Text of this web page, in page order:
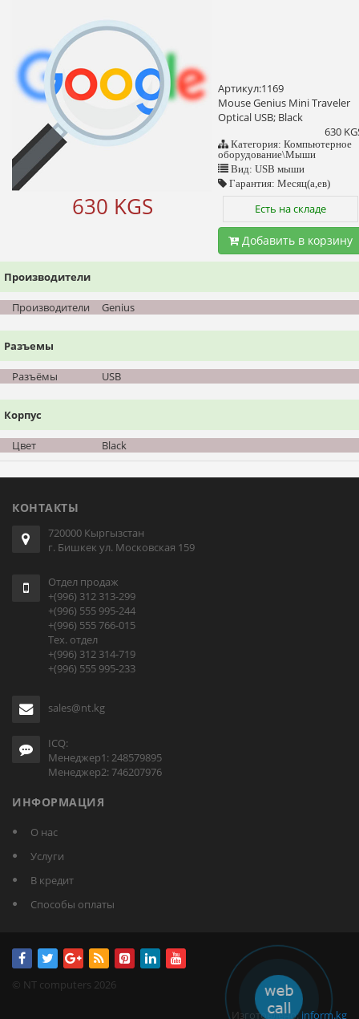
630 KGS
Артикул:1169
Mouse Genius Mini Traveler
Optical USB; Black
630
Категория: Компьютерное
оборудование\Мыши
Вид: USB мыши
Гарантия: Месяц(а,ев)
Есть на складе
Добавить в корзину
Производители
Производители Genius
Разъемы
Разъёмы USB
Корпус
Цвет Black
КОНТАКТЫ
720000 Кыргызстан
г. Бишкек ул. Московская 159
Отдел продаж
+(996) 312 313-299
+(996) 555 995-244
+(996) 555 766-015
Тех. отдел
+(996) 312 314-719
+(996) 555 995-233
sales@nt.kg
ICQ:
Менеджер1: 248579895
Менеджер2: 746207976
ИНФОРМАЦИЯ
О нас
Услуги
В кредит
Способы оплаты
© NT computers 2026
Изготовлено:inform.kg